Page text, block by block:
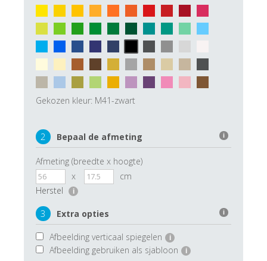
Gekozen kleur: M41-zwart
2 Bepaal de afmeting i
Afmeting (breedte x hoogte)
x
cm
Herstel
i
3 Extra opties i
Afbeelding verticaal spiegelen i
Afbeelding gebruiken als sjabloon i